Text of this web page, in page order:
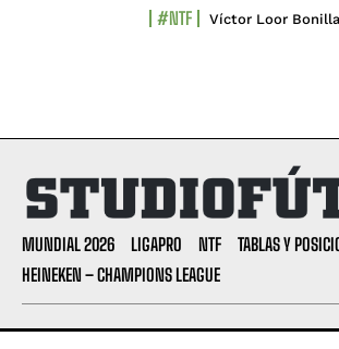
#NTF Víctor Loor Bonilla
MUNDIAL 2026 LIGAPRO NTF
TABLAS Y
HEINEKEN – CHAMPIONS LEAGUE